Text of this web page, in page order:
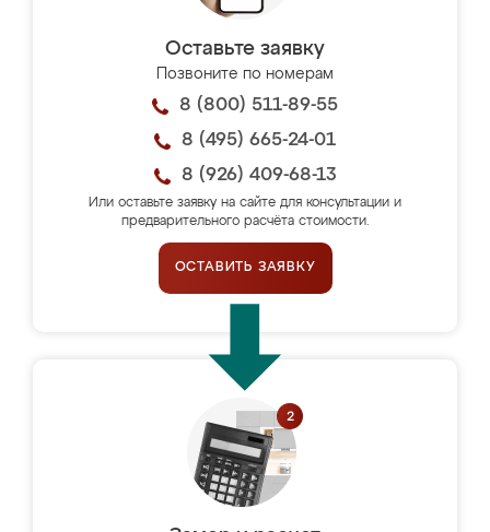
Оставьте заявку
Позвоните по номерам
8 (800) 511-89-55
8 (495) 665-24-01
8 (926) 409-68-13
Или оставьте заявку на сайте для консультации и
предварительного расчёта стоимости.
ОСТАВИТЬ ЗАЯВКУ